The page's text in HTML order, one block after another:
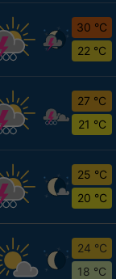
30 °C
22 °C
27 °C
21 °C
25 °C
20 °C
24 °C
18 °C